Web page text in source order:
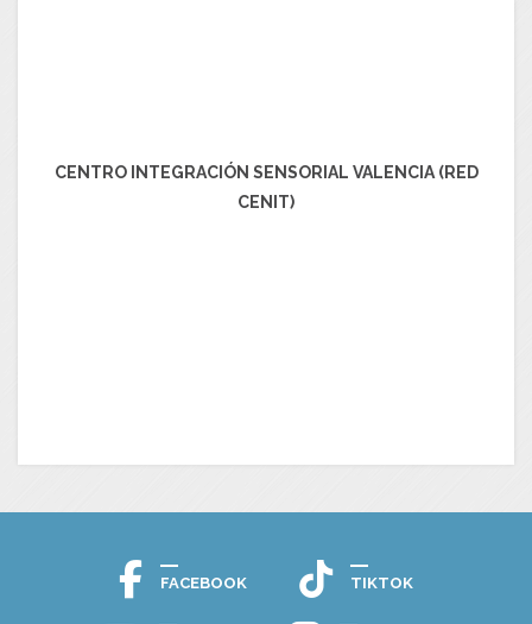
CENTRO INTEGRACIÓN SENSORIAL VALENCIA (RED
CENIT)
FACEBOOK TIKTOK